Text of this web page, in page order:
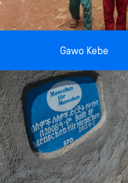
Gawo Kebe